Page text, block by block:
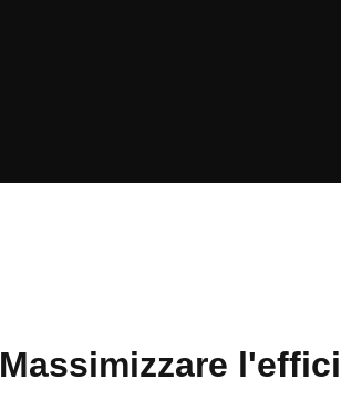
Massimizzare